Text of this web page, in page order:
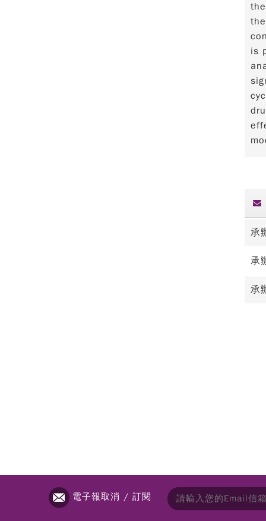
is
承
承
承
電子報取消 / 訂閱